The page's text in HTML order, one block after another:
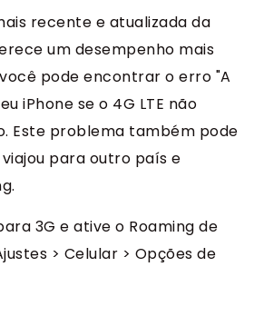
recente e atualizada da
um desempenho mais
pode encontrar o erro "A
iPhone se o 4G LTE não
Este problema também pode
para outro país e
3G e ative o Roaming de
> Celular > Opções de